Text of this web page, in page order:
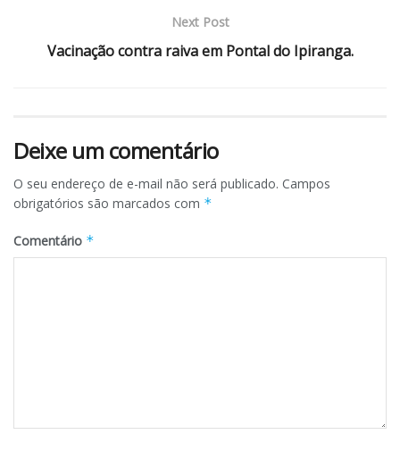
Next Post
Vacinação contra raiva em Pontal do Ipiranga.
Deixe um comentário
O seu endereço de e-mail não será publicado. Campos
obrigatórios são marcados com *
Comentário *